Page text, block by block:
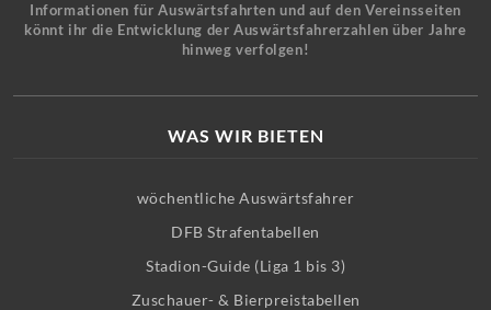
Informationen für Auswärtsfahrten und auf den Vereinsseiten
könnt ihr die Entwicklung der Auswärtsfahrerzahlen über Jahre
hinweg verfolgen!
WAS WIR BIETEN
wöchentliche Auswärtsfahrer
DFB Strafentabellen
Stadion-Guide (Liga 1 bis 3)
Zuschauer- & Bierpreistabellen